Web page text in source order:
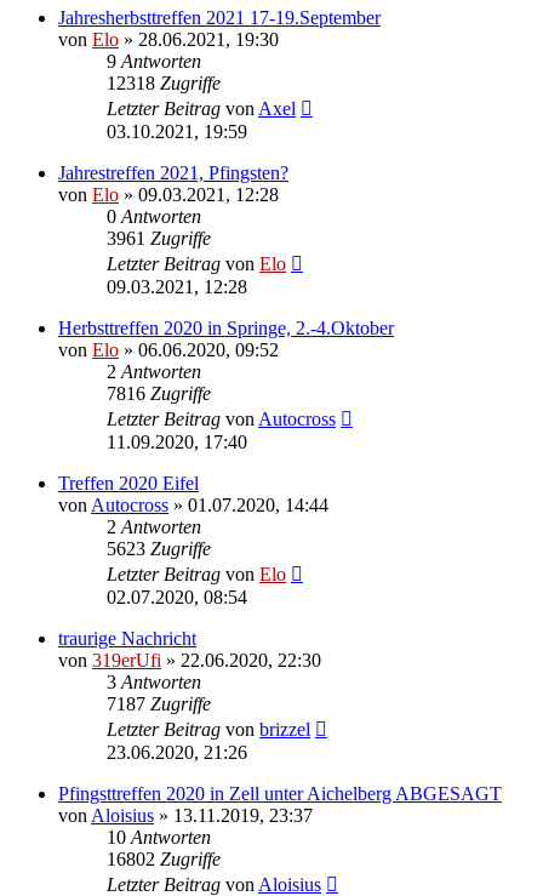
Jahresherbsttreffen 2021 17-19.September
von Elo » 28.06.2021, 19:30
9 Antworten
12318 Zugriffe
Letzter Beitrag von Axel
03.10.2021, 19:59
Jahrestreffen 2021, Pfingsten?
von Elo » 09.03.2021, 12:28
0 Antworten
3961 Zugriffe
Letzter Beitrag von Elo
09.03.2021, 12:28
Herbsttreffen 2020 in Springe, 2.-4.Oktober
von Elo » 06.06.2020, 09:52
2 Antworten
7816 Zugriffe
Letzter Beitrag von Autocross
11.09.2020, 17:40
Treffen 2020 Eifel
von Autocross » 01.07.2020, 14:44
2 Antworten
5623 Zugriffe
Letzter Beitrag von Elo
02.07.2020, 08:54
traurige Nachricht
von 319erUfi » 22.06.2020, 22:30
3 Antworten
7187 Zugriffe
Letzter Beitrag von brizzel
23.06.2020, 21:26
Pfingsttreffen 2020 in Zell unter Aichelberg ABGESAGT
von Aloisius » 13.11.2019, 23:37
10 Antworten
16802 Zugriffe
Letzter Beitrag von Aloisius